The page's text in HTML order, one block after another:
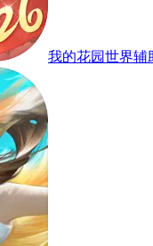
我的花园世界辅